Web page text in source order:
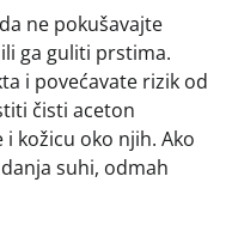
ne pokušavajte
ga guliti prstima.
i povećavate rizik od
čisti aceton
kožicu oko njih. Ako
suhi, odmah